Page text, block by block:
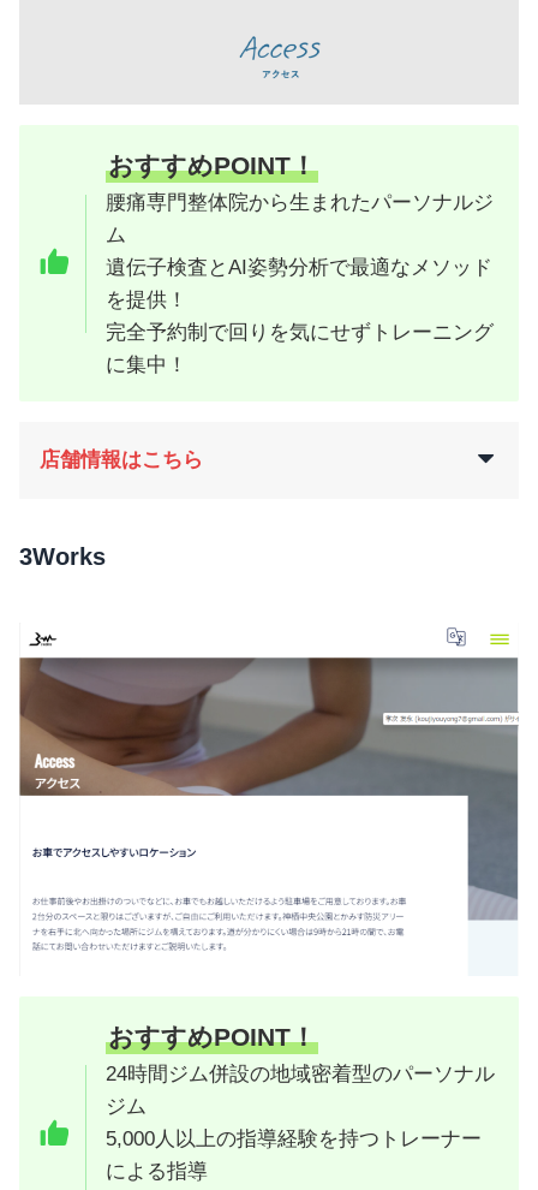
おすすめPOINT！
腰痛専門整体院から生まれたパーソナルジ
ム
遺伝子検査とAI姿勢分析で最適なメソッド
を提供！
完全予約制で回りを気にせずトレーニング
に集中！
店舗情報はこちら
3Works
おすすめPOINT！
24時間ジム併設の地域密着型のパーソナル
ジム
5,000人以上の指導経験を持つトレーナー
による指導